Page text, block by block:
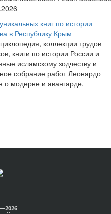
книг по истории
в Республику Крым
коллекции трудов
книги по истории России и
исламскому зодчеству и
собрание работ Леонардо
о модерне и авангарде.